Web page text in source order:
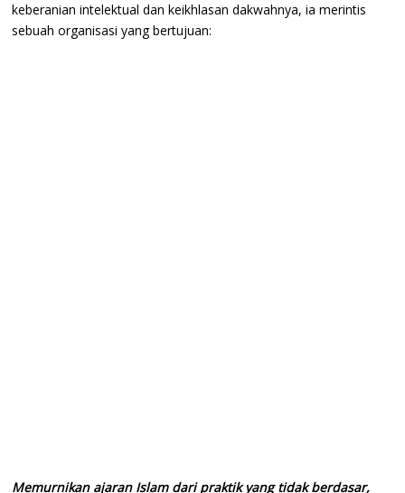
keberanian intelektual dan keikhlasan dakwahnya, ia merintis
sebuah organisasi yang bertujuan:
Memurnikan ajaran Islam dari praktik yang tidak berdasar,